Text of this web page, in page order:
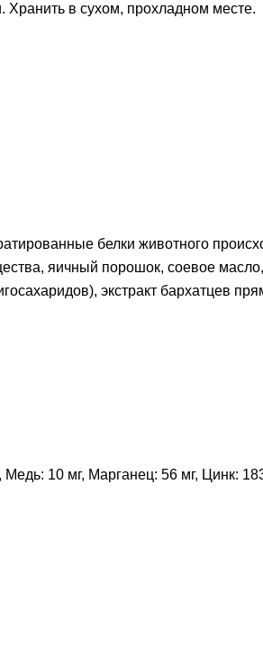
Хранить в сухом, прохладном месте.
белки животного
яичный порошок, соевое
экстракт бархатцев
10 мг, Марганец: 56 мг, Цинк: